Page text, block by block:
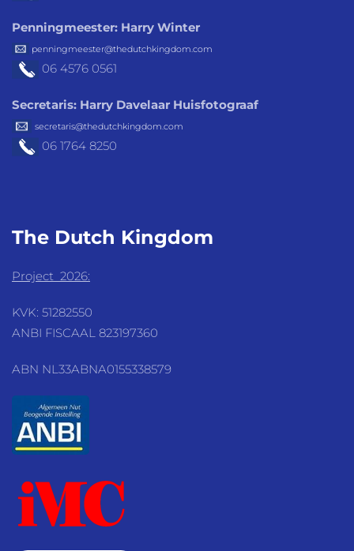
Penningmeester: Harry Winter
penningmeester@thedutchkingdom.com
06 4576 0561
Secretaris: Harry Davelaar Huisfotograaf
secretaris@thedutchkingdom.com
06 1764 8250
The Dutch Kingdom
Project 2026:
KVK: 51282550
ANBI FISCAAL 823197360
ABN NL33ABNA0155338579